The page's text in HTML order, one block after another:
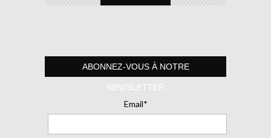
ABONNEZ-VOUS À NOTRE
NEWSLETTER
Email*